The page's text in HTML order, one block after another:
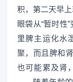
积，第二天早
眼袋从“暂时性
里脾主运化水
聚，而且脾和
也可能累及肾